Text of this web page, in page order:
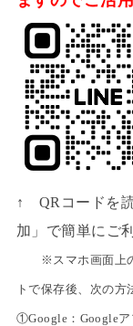
↑ QRコードを
加」で簡単にご
※スマホ画面上の
トで保存後、次の方
①Google：Googleア